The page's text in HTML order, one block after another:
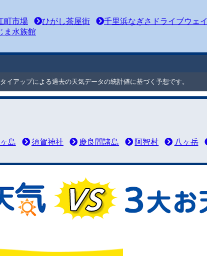
町市場 ひがし茶屋街 千里浜なぎさドライブウェイ
ま水族館
アップによる過去の天気データの統計値に基づく予想です。
島 須賀神社 慶良間諸島 阿智村 八ヶ岳